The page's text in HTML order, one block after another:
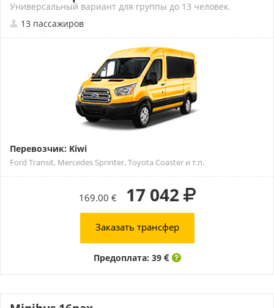
Универсальный вариант для группы до 13 человек.
13 пассажиров
Перевозчик: Kiwi
Ford Transit, Mercedes Sprinter, Toyota Coaster и т.п.
169.00 € 17 042
Заказать трансфер
Предоплата: 39